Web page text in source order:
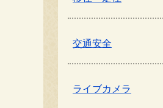
交通安全
ライブカメラ